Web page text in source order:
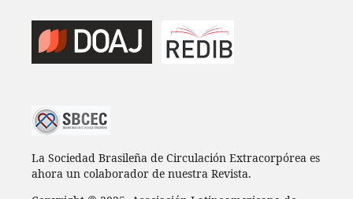
La Sociedad Brasileña de Circulación Extracorpórea es
ahora un colaborador de nuestra Revista.